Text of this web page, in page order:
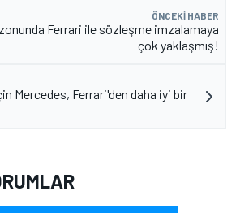
ÖNCEKI HABER
Ferrari ile sözleşme imzalamaya
çok yaklaşmış!
Mercedes, Ferrari'den daha iyi bir